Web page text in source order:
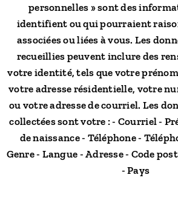
personnelles » sont des
identifient ou qui pourraient
associées ou liées à vous. Les
recueillies peuvent inclure des
votre identité, tels que votre
votre adresse résidentielle, votre
ou votre adresse de courriel. Les
collectées sont votre : - Courriel -
de naissance - Téléphone -
Genre - Langue - Adresse - Code
- Pays